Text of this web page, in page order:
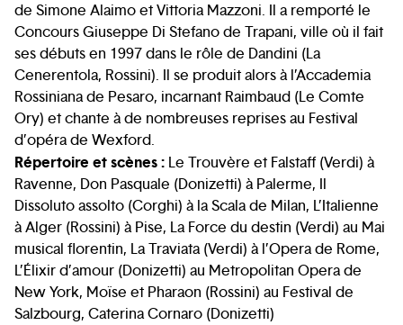
de Simone Alaimo et Vittoria Mazzoni. Il a remporté le
Concours Giuseppe Di Stefano de Trapani, ville où il fait
ses débuts en 1997 dans le rôle de Dandini (La
Cenerentola, Rossini). Il se produit alors à l’Accademia
Rossiniana de Pesaro, incarnant Raimbaud (Le Comte
Ory) et chante à de nombreuses reprises au Festival
d’opéra de Wexford.
Répertoire et scènes : Le Trouvère et Falstaff (Verdi) à
Ravenne, Don Pasquale (Donizetti) à Palerme, Il
Dissoluto assolto (Corghi) à la Scala de Milan, L’Italienne
à Alger (Rossini) à Pise, La Force du destin (Verdi) au Mai
musical florentin, La Traviata (Verdi) à l’Opera de Rome,
L’Élixir d’amour (Donizetti) au Metropolitan Opera de
New York, Moïse et Pharaon (Rossini) au Festival de
Salzbourg, Caterina Cornaro (Donizetti)